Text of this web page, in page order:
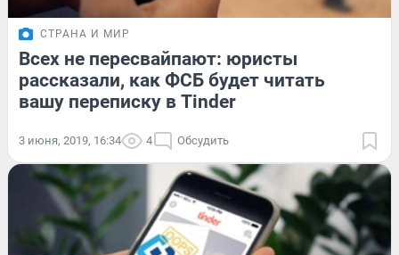
СТРАНА И МИР
Всех не пересвайпают: юристы
рассказали, как ФСБ будет читать
вашу переписку в Tinder
3 июня, 2019, 16:34 4 Обсудить